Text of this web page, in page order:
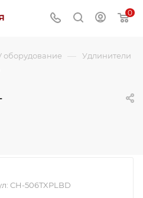
0
оборудование — Удлинители
CH-506TXPLBD